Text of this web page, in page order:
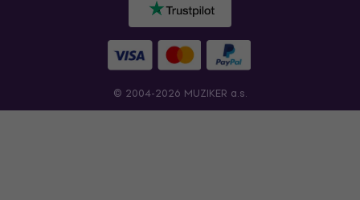
© 2004-2026 MUZIKER a.s.